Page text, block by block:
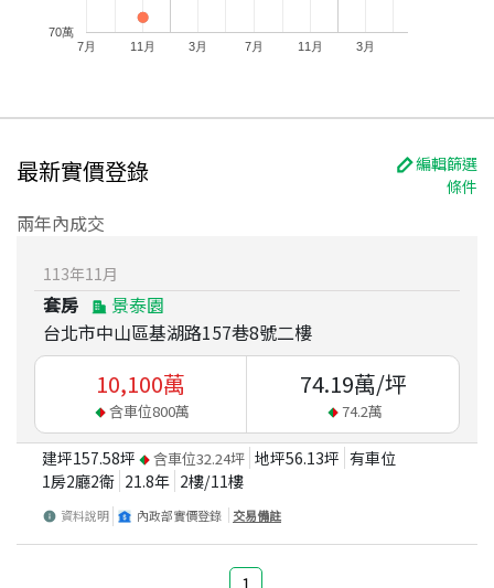
7月 11月 3月 7月 11月 3月
70萬
最新實價登錄
編輯篩選
條件
兩年內成交
113年11 月
套房
景泰園
台北市中山區基湖路157巷8號二樓
10,100萬
含車位800萬
74.19萬/坪
74.2萬
建坪157.58坪 含車位32.24坪 地坪56.13坪 有車位
1房2廳2衛 21.8年 2樓/11樓
資料說明 內政部實價登錄 交易備註
1